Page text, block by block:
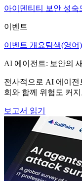
아이덴티티 보안 성숙
이벤트
이벤트 개요탐색(영어)
AI 에이전트: 보안의
전사적으로 AI 에이전
회와 함께 위험도 커
보고서 읽기